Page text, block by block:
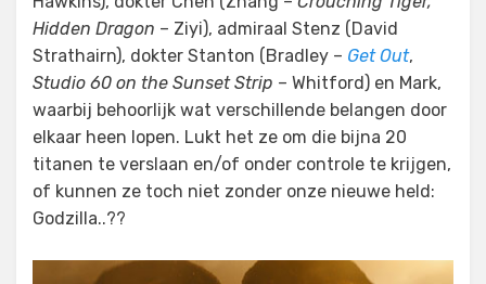
Hidden Dragon – Ziyi), admiraal Stenz (David
Strathairn), dokter Stanton (Bradley – Get Out,
Studio 60 on the Sunset Strip – Whitford) en Mark,
waarbij behoorlijk wat verschillende belangen door
elkaar heen lopen. Lukt het ze om die bijna 20
titanen te verslaan en/of onder controle te krijgen,
of kunnen ze toch niet zonder onze nieuwe held:
Godzilla..??